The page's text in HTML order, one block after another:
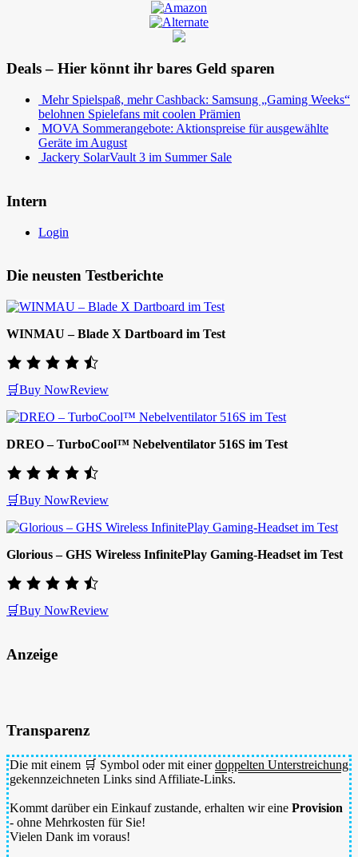
Deals – Hier könnt ihr bares Geld sparen
Mehr Spielspaß, mehr Cashback: Samsung „Gaming Weeks“
belohnen Spielefans mit coolen Prämien
MOVA Sommerangebote: Aktionspreise für ausgewählte
Geräte im August
Jackery SolarVault 3 im Summer Sale
Intern
Login
Die neusten Testberichte
WINMAU – Blade X Dartboard im Test
🛒Buy NowReview
DREO – TurboCool™ Nebelventilator 516S im Test
🛒Buy NowReview
Glorious – GHS Wireless InfinitePlay Gaming-Headset im Test
🛒Buy NowReview
Anzeige
Transparenz
Die mit einem 🛒 Symbol oder mit einerdoppelten Unterstreichung
gekennzeichneten Links sind Affiliate-Links.
Kommt darüber ein Einkauf zustande, erhalten wir eine Provision
- ohne Mehrkosten für Sie!
Vielen Dank im voraus!